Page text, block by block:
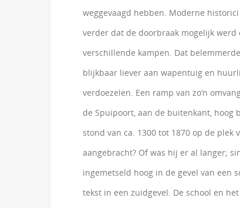
weggevaagd hebben. Moderne
verder dat de doorbraak mogelijk werd
verschillende kampen. Dat
blijkbaar liever aan wapentuig en
verdoezelen. Een ramp van zo’n
de Spuipoort, aan de buitenkant, hoog
stond van ca. 1300 tot 1870 op de
aangebracht? Of was hij er al langer;
ingemetseld hoog in de gevel van een
tekst in een zuidgevel. De school en